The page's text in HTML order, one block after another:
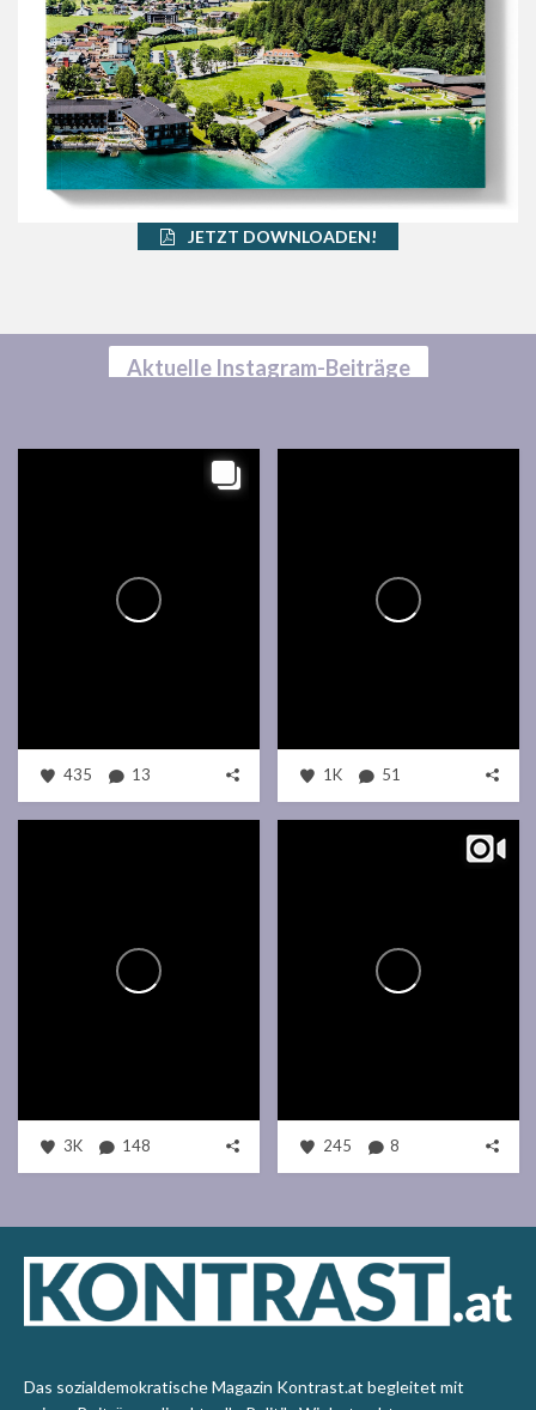
JETZT DOWNLOADEN!
Aktuelle Instagram-Beiträge
435 13 1K 51
3K 148 245 8
Das sozialdemokratische Magazin Kontrast.at begleitet mit